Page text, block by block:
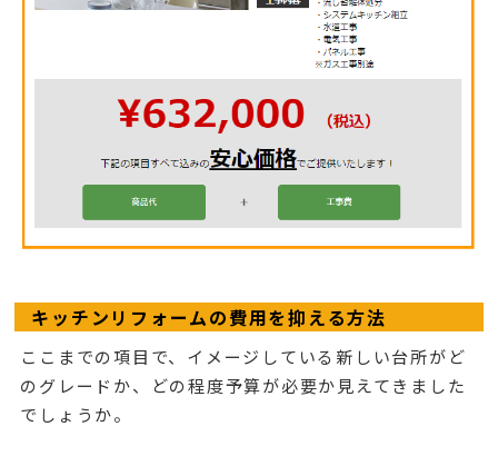
キッチンリフォームの費用を抑える方法
ここまでの項目で、イメージしている新しい台所がど
のグレードか、どの程度予算が必要か見えてきました
でしょうか。